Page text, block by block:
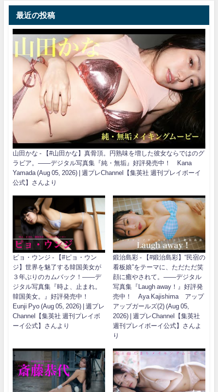
最近の投稿
山田かな - 【#山田かな】真骨頂。円熟味を増した彼女ならではのグ
ラビア。――デジタル写真集『純・無垢』好評発売中！ Kana
Yamada (Aug 05, 2026) | 週プレChannel【集英社 週刊プレイボーイ
公式】さんより
ピョ・ウンジ - 【#ピョ・ウン
ジ】世界を魅了する韓国美女が
３年ぶりのカムバック！――デ
ジタル写真集『時よ、止まれ。
韓国美女。』好評発売中！
Eunji Pyo (Aug 05, 2026) | 週プレ
Channel【集英社 週刊プレイボ
ーイ公式】さんより
鍛治島彩 - 【#鍛治島彩】“民宿の
看板娘”をテーマに、ただただ笑
顔に癒やされて。――デジタル
写真集『Laugh away！』好評発
売中！ Aya Kajishima アップ
アップガールズ(2) (Aug 05,
2026) | 週プレChannel【集英社
週刊プレイボーイ公式】さんよ
り